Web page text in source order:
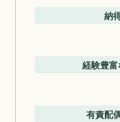
納
経験豊
有責配